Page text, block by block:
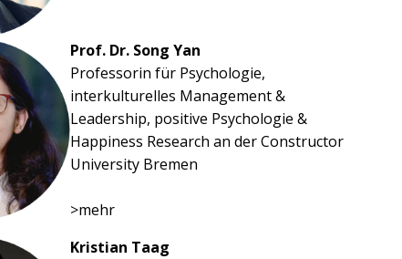
Prof. Dr. Song Yan
Professorin für Psychologie,
interkulturelles Management &
Leadership, positive Psychologie &
Happiness Research an der Constructor
University Bremen
>mehr
Kristian Taag